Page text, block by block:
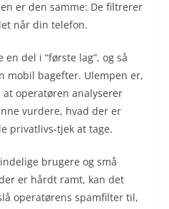
er den samme: De filtrerer
når din telefon.
del i “første lag”, og så
mobil bagefter. Ulempen er,
operatøren analyserer
vurdere, hvad der er
privatlivs-tjek at tage.
brugere og små
er hårdt ramt, kan det
operatørens spamfilter til,